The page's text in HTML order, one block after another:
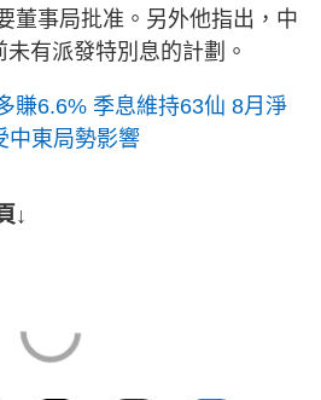
董事局批准。另外他指出，中
有派發特別息的計劃。
賺6.6% 季息維持63仙 8月淨
中東局勢影響
↓